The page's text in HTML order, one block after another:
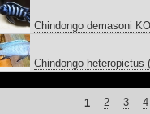
Chindongo demasoni
Chindongo heteropictus
PAGINA'S
1 2 3 4